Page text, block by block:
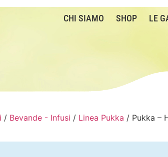
CHI SIAMO SHOP LE
/ Bevande - Infusi / Linea Pukka / Pukka –